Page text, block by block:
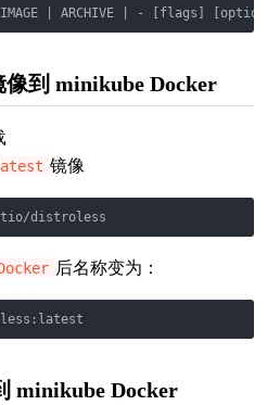
| ARCHIVE | - [flags] [options]
到 minikube Docker
镜像
distroless
后名称变为：
minikube Docker